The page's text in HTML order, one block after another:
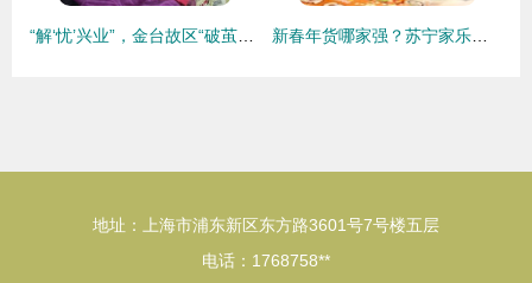
地址：上海市浦东新区东方路3601号7号楼五层
电话：1768758**